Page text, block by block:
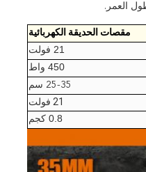
العمر.
مقصات الحديقة الكهربائية
21 فولت
450 واط
25-35 سم
21 فولت
0.8 كجم